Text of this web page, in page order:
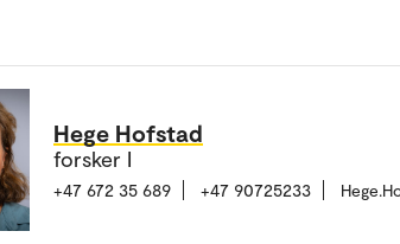
Hege Hofstad
forsker I
+47 672 35 689 +47 90725233